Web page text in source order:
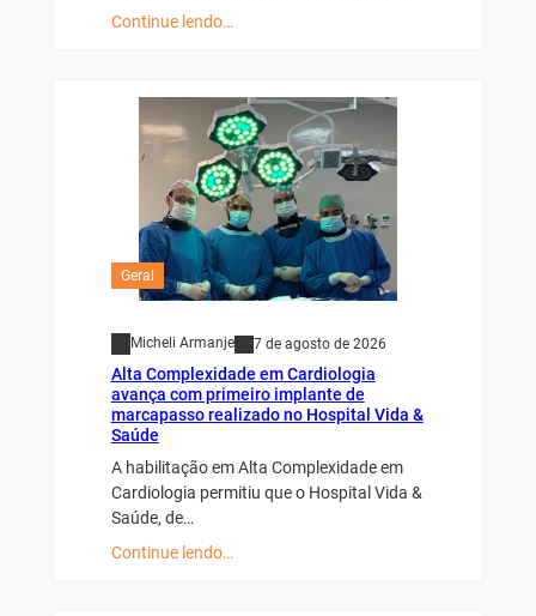
Continue lendo…
Geral
Micheli Armanje 7 de agosto de 2026
Alta Complexidade em Cardiologia
avança com primeiro implante de
marcapasso realizado no Hospital Vida &
Saúde
A habilitação em Alta Complexidade em
Cardiologia permitiu que o Hospital Vida &
Saúde, de…
Continue lendo…